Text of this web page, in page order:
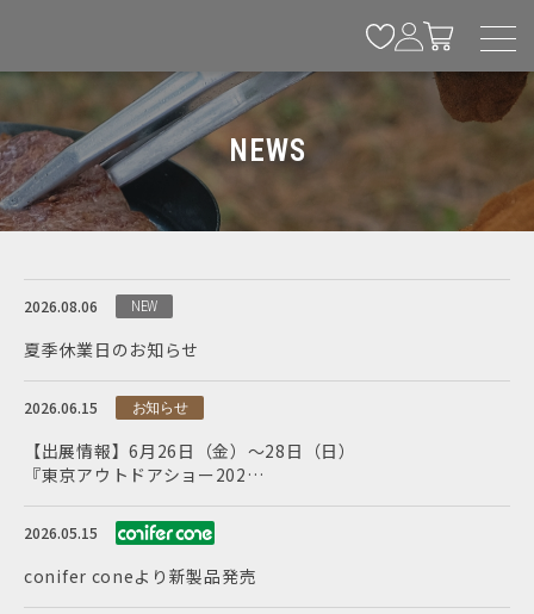
NEWS
2026.08.06 NEW
夏季休業日のお知らせ
2026.06.15 お知らせ
【出展情報】6月26日（金）～28日（日）
『東京アウトドアショー202…
2026.05.15
conifer coneより新製品発売